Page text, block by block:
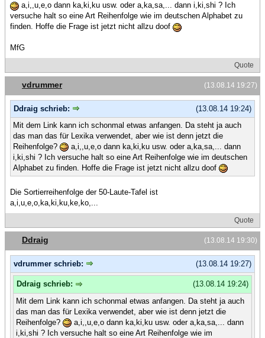
a,i,,u,e,o dann ka,ki,ku usw. oder a,ka,sa,... dann i,ki,shi ? Ich
versuche halt so eine Art Reihenfolge wie im deutschen Alphabet zu
finden. Hoffe die Frage ist jetzt nicht allzu doof
MfG
Quote
(13.08.14 19:27)
vdrummer
(13.08.14 19:24)
Ddraig schrieb:
Mit dem Link kann ich schonmal etwas anfangen. Da steht ja auch
das man das für Lexika verwendet, aber wie ist denn jetzt die
Reihenfolge?
a,i,,u,e,o dann ka,ki,ku usw. oder a,ka,sa,... dann
i,ki,shi ? Ich versuche halt so eine Art Reihenfolge wie im deutschen
Alphabet zu finden. Hoffe die Frage ist jetzt nicht allzu doof
Die Sortierreihenfolge der 50-Laute-Tafel ist
a,i,u,e,o,ka,ki,ku,ke,ko,...
Quote
(13.08.14 19:30)
Ddraig
(13.08.14 19:27)
vdrummer schrieb:
(13.08.14 19:24)
Ddraig schrieb:
Mit dem Link kann ich schonmal etwas anfangen. Da steht ja auch
das man das für Lexika verwendet, aber wie ist denn jetzt die
Reihenfolge?
a,i,,u,e,o dann ka,ki,ku usw. oder a,ka,sa,... dann
i,ki,shi ? Ich versuche halt so eine Art Reihenfolge wie im